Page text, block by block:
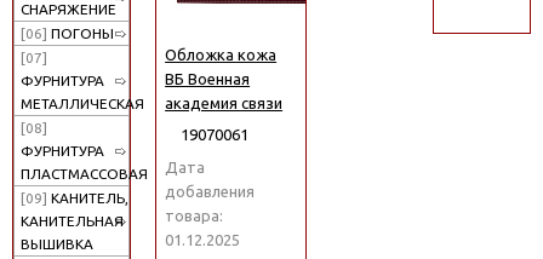
СНАРЯЖЕНИЕ
[06] ПОГОНЫ
[07]
ФУРНИТУРА
МЕТАЛЛИЧЕСКАЯ
[08]
ФУРНИТУРА
ПЛАСТМАССОВАЯ
[09] КАНИТЕЛЬ,
КАНИТЕЛЬНАЯ
ВЫШИВКА
Обложка кожа
ВБ Военная
академия связи
19070061
Дата
добавления
товара:
01.12.2025